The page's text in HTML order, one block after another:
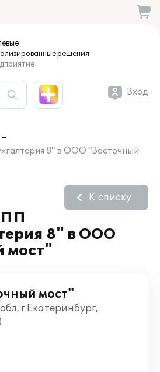
решения
Вход
8" в ООО "Восточный
ПП
8" в ООО
мост"
К списку
мост"
г Екатеринбург,